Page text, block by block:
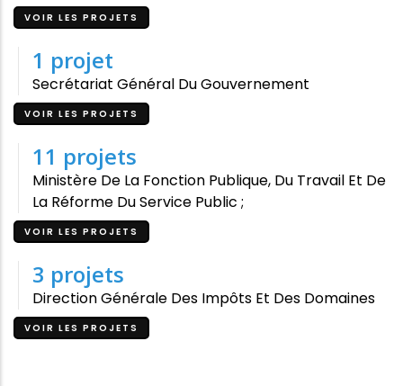
VOIR LES PROJETS
1 projet
Secrétariat Général Du Gouvernement
VOIR LES PROJETS
11 projets
Ministère De La Fonction Publique, Du Travail Et De
La Réforme Du Service Public ;
VOIR LES PROJETS
3 projets
Direction Générale Des Impôts Et Des Domaines
VOIR LES PROJETS